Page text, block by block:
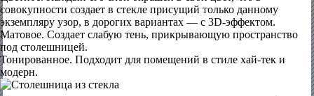
совокупности создает в стекле присущий только данному
экземпляру узор, в дорогих вариантах — с 3D-эффектом.
Матовое. Создает слабую тень, прикрывающую пространство
под столешницей.
Тонированное. Подходит для помещений в стиле хай-тек и
модерн.